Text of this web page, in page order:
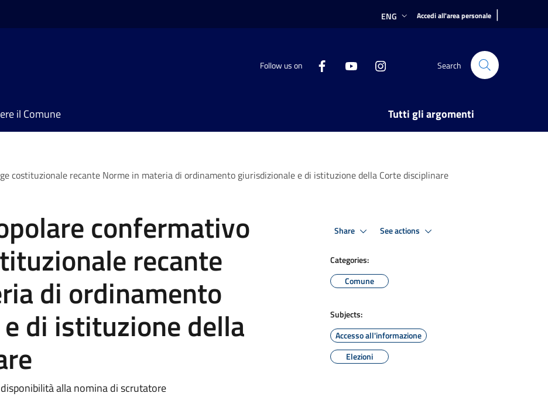
ENG Accedi all'area personale |
Follow us on Search
il Comune Tutti gli argomenti
costituzionale recante Norme in materia di ordinamento giurisdizionale e di istituzione della Corte disciplinare
confermativo
recante
di ordinamento
di istituzione della
alla nomina di scrutatore
Share See actions
Categories:
Comune
Subjects:
Accesso all'informazione
Elezioni